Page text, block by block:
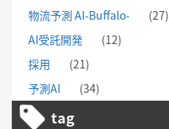
物流予測 AI-Buffalo-
(27)
AI受託開発
(12)
採用
(21)
予測AI
(34)
tag